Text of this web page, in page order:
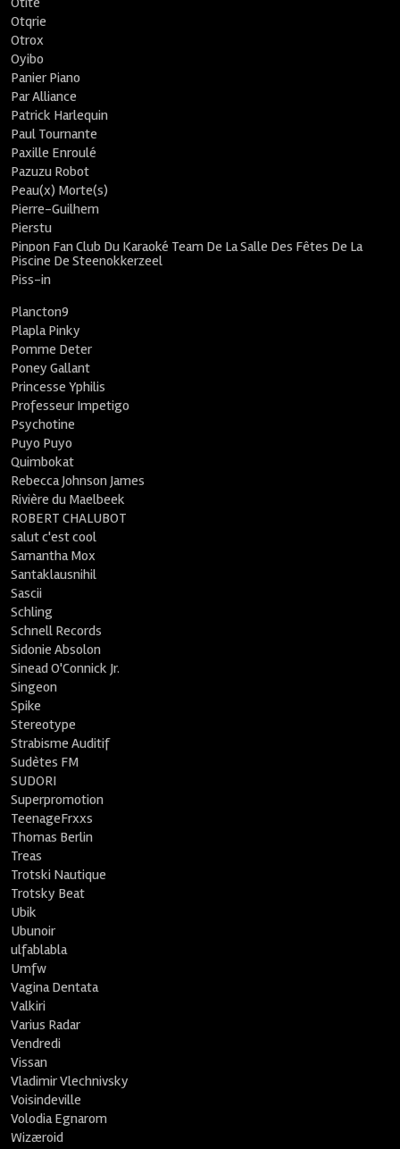
Otqrie
Otrox
Oyibo
Panier Piano
Par Alliance
Patrick Harlequin
Paul Tournante
Paxille Enroulé
Pazuzu Robot
Peau(x) Morte(s)
Pierre-Guilhem
Pierstu
Pinpon Fan Club Du Karaoké Team De La Salle Des Fêtes De La
Piscine De Steenokkerzeel
Piss-in
Plancton9
Plapla Pinky
Pomme Deter
Poney Gallant
Princesse Yphilis
Professeur Impetigo
Psychotine
Puyo Puyo
Quimbokat
Rebecca Johnson James
Rivière du Maelbeek
ROBERT CHALUBOT
salut c'est cool
Samantha Mox
Santaklausnihil
Sascii
Schling
Schnell Records
Sidonie Absolon
Sinead O'Connick Jr.
Singeon
Spike
Stereotype
Strabisme Auditif
Sudètes FM
SUDORI
Superpromotion
TeenageFrxxs
Thomas Berlin
Treas
Trotski Nautique
Trotsky Beat
Ubik
Ubunoir
ulfablabla
Umfw
Vagina Dentata
Valkiri
Varius Radar
Vendredi
Vissan
Vladimir Vlechnivsky
Voisindeville
Volodia Egnarom
Wizæroid